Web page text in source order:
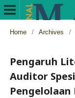
Home / Archives /
Pengaruh
Auditor
Pengelolaan